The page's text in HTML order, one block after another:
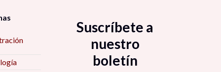
Suscríbete a
nuestro
boletín